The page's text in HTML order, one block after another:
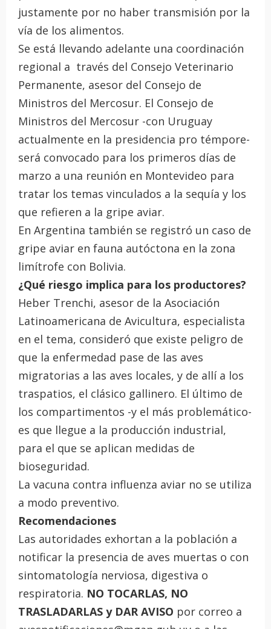
justamente por no haber transmisión por la
vía de los alimentos.
Se está llevando adelante una coordinación
regional a través del Consejo Veterinario
Permanente, asesor del Consejo de
Ministros del Mercosur. El Consejo de
Ministros del Mercosur -con Uruguay
actualmente en la presidencia pro témpore-
será convocado para los primeros días de
marzo a una reunión en Montevideo para
tratar los temas vinculados a la sequía y los
que refieren a la gripe aviar.
En Argentina también se registró un caso de
gripe aviar en fauna autóctona en la zona
limítrofe con Bolivia.
¿Qué riesgo implica para los productores?
Heber Trenchi, asesor de la Asociación
Latinoamericana de Avicultura, especialista
en el tema, consideró que existe peligro de
que la enfermedad pase de las aves
migratorias a las aves locales, y de allí a los
traspatios, el clásico gallinero. El último de
los compartimentos -y el más problemático-
es que llegue a la producción industrial,
para el que se aplican medidas de
bioseguridad.
La vacuna contra influenza aviar no se utiliza
a modo preventivo.
Recomendaciones
Las autoridades exhortan a la población a
notificar la presencia de aves muertas o con
sintomatología nerviosa, digestiva o
respiratoria. NO TOCARLAS, NO
TRASLADARLAS y DAR AVISO por correo a